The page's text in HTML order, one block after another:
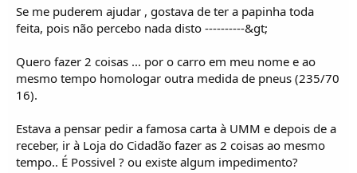
T
ó
i
c
o
s
o
Se me puderem ajudar , gostava de ter a papinha toda
feita, pois não percebo nada disto ----------&gt;
Quero fazer 2 coisas ... por o carro em meu nome e ao
mesmo tempo homologar outra medida de pneus (235/70
16).
Estava a pensar pedir a famosa carta à UMM e depois de a
receber, ir à Loja do Cidadão fazer as 2 coisas ao mesmo
tempo.. É Possivel ? ou existe algum impedimento?